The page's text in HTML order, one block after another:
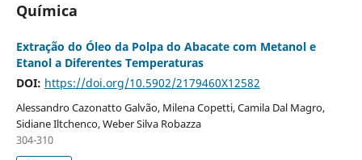
Química
Extração do Óleo da Polpa do Abacate com Metanol e
Etanol a Diferentes Temperaturas
DOI: https://doi.org/10.5902/2179460X12582
Alessandro Cazonatto Galvão, Milena Copetti, Camila Dal Magro,
Sidiane Iltchenco, Weber Silva Robazza
304-310